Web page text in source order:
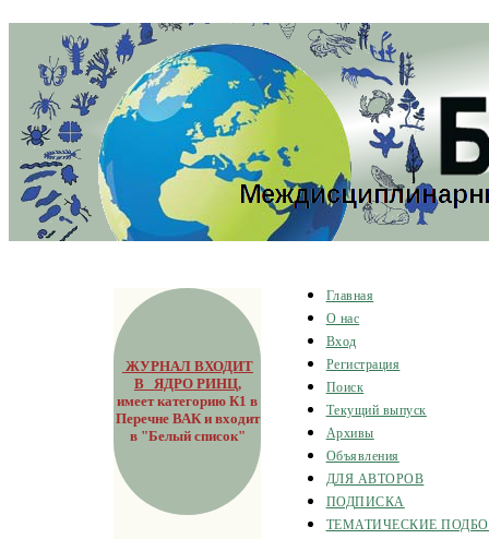
ЖУРНАЛ ВХОДИТ
В ЯДРО РИНЦ,
имеет категорию К1 в
Перечне ВАК и входит
в "Белый список"
Главная
О нас
Вход
Регистрация
Поиск
Текущий выпуск
Архивы
Объявления
ДЛЯ АВТОРОВ
ПОДПИСКА
ТЕМАТИЧЕСКИЕ